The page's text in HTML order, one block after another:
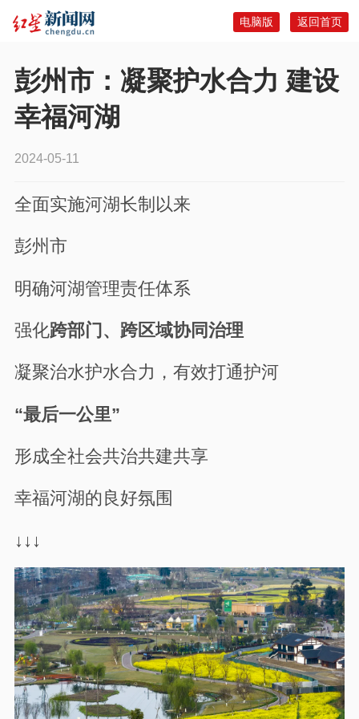
返回首页
电脑版
彭州市：凝聚护水合力 建设
幸福河湖
2024-05-11
全面实施河湖长制以来
彭州市
明确河湖管理责任体系
强化跨部门、跨区域协同治理
凝聚治水护水合力，有效打通护河
“最后一公里”
形成全社会共治共建共享
幸福河湖的良好氛围
↓↓↓